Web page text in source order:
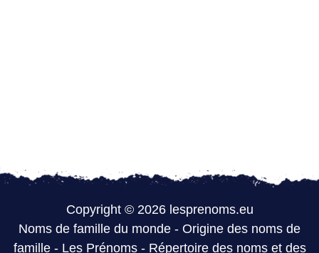
Copyright © 2026 lesprenoms.eu
Noms de famille du monde - Origine des noms de
famille- Les Prénoms- Répertoire des noms et des